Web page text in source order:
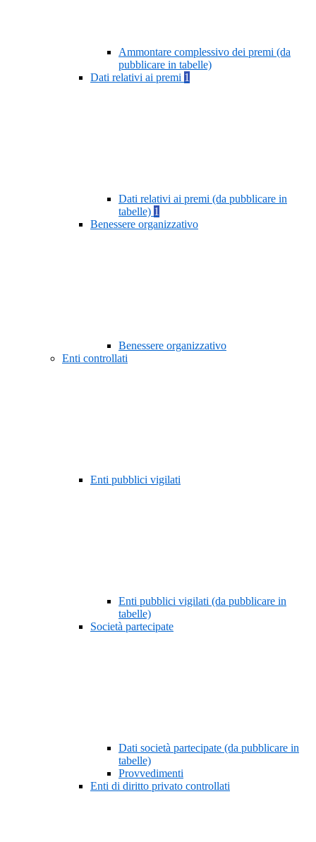
Ammontare complessivo dei premi (da
pubblicare in tabelle)
Dati relativi ai premi 1
Dati relativi ai premi (da pubblicare in
tabelle) 1
Benessere organizzativo
Benessere organizzativo
Enti controllati
Enti pubblici vigilati
Enti pubblici vigilati (da pubblicare in
tabelle)
Società partecipate
Dati società partecipate (da pubblicare in
tabelle)
Provvedimenti
Enti di diritto privato controllati